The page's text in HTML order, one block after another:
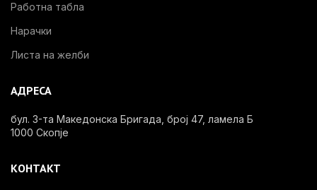
Работна табла
Нарачки
Листа на желби
АДРЕСА
бул. 3-та Македонска Бригада, број 47, ламела Б
1000 Скопје
КОНТАКТ